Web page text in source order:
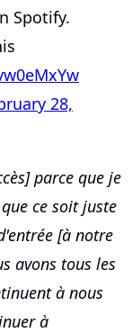
Spotify.
28,
parce que je
ce soit juste
[à notre
avons tous les
à nous
à